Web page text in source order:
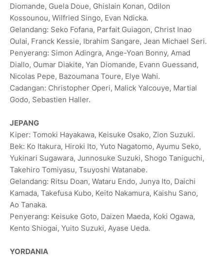
Diomande, Guela Doue, Ghislain Konan, Odilon
Kossounou, Wilfried Singo, Evan Ndicka.
Gelandang: Seko Fofana, Parfait Guiagon, Christ Inao
Oulai, Franck Kessie, Ibrahim Sangare, Jean Michael Seri.
Penyerang: Simon Adingra, Ange-Yoan Bonny, Amad
Diallo, Oumar Diakite, Yan Diomande, Evann Guessand,
Nicolas Pepe, Bazoumana Toure, Elye Wahi.
Cadangan: Christopher Operi, Malick Yalcouye, Martial
Godo, Sebastien Haller.
JEPANG
Kiper: Tomoki Hayakawa, Keisuke Osako, Zion Suzuki.
Bek: Ko Itakura, Hiroki Ito, Yuto Nagatomo, Ayumu Seko,
Yukinari Sugawara, Junnosuke Suzuki, Shogo Taniguchi,
Takehiro Tomiyasu, Tsuyoshi Watanabe.
Gelandang: Ritsu Doan, Wataru Endo, Junya Ito, Daichi
Kamada, Takefusa Kubo, Keito Nakamura, Kaishu Sano,
Ao Tanaka.
Penyerang: Keisuke Goto, Daizen Maeda, Koki Ogawa,
Kento Shiogai, Yuito Suzuki, Ayase Ueda.
YORDANIA